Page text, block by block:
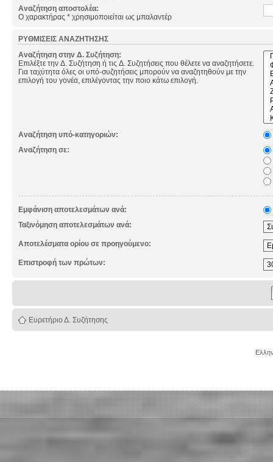
Αναζήτηση αποστολέα:
Ο χαρακτήρας * χρησιμοποιείται ως μπαλαντέρ
ΡΥΘΜΊΣΕΙΣ ΑΝΑΖΉΤΗΣΗΣ
Αναζήτηση στην Δ. Συζήτηση:
Επιλέξτε την Δ. Συζήτηση ή τις Δ. Συζητήσεις που θέλετε να αναζητήσετε.
Για ταχύτητα όλες οι υπό-συζητήσεις μπορούν να αναζητηθούν με την
επιλογή του γονέα, επιλέγοντας την ποιο κάτω επιλογή.
Αναζήτηση υπό-κατηγοριών:
Αναζήτηση σε:
Εμφάνιση αποτελεσμάτων ανά:
Ταξινόμηση αποτελεσμάτων ανά:
Αποτελέσματα ορίου σε προηγούμενο:
Επιστροφή των πρώτων:
Ευρετήριο Δ. Συζήτησης